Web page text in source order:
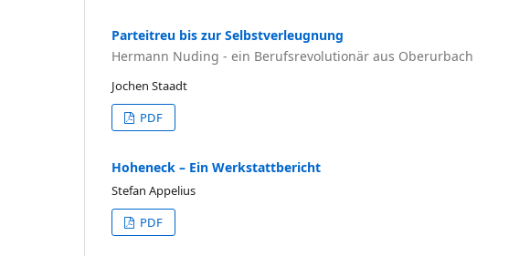
Parteitreu bis zur Selbstverleugnung
Hermann Nuding - ein Berufsrevolutionär aus Oberurbach
Jochen Staadt
PDF
Hoheneck – Ein Werkstattbericht
Stefan Appelius
PDF